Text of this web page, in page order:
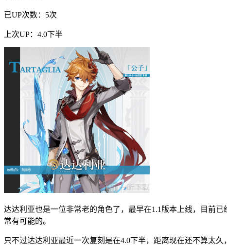
已UP次数：5次
上次UP：4.0下半
达达利亚也是一位非常老的角色了，最早在1.1版本上线，目前
常有可能的。
只不过达达利亚最近一次复刻是在4.0下半，距离现在还不算太久